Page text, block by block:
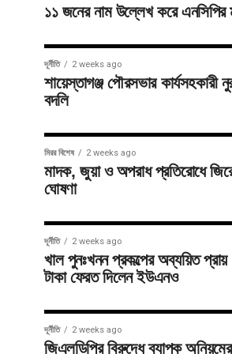
১১ জনের নাম উল্লেখ করে এনসিপির
দূর্নীতি 2 weeks ago
শায়েস্তাগঞ্জ পৌরসভার কার্যসহকারী
বদলি
মিরর বিশেষ 2 weeks ago
মাদক, জুয়া ও অপরাধ প্রতিরোধে
ঘোষণা
দূর্নীতি 2 weeks ago
খাল পুনঃখনন প্রকল্পের অব্যয়িত
টাকা ফেরত দিলেন ইউএনও
দূর্নীতি 2 weeks ago
জিএলডিপির বিরুদ্ধে ব্যাপক